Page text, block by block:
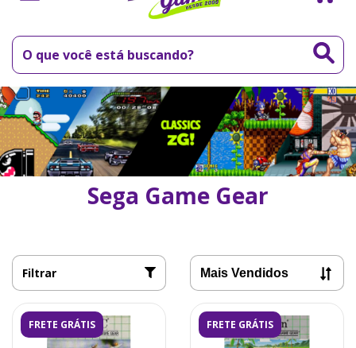
Sega Game Gear
Filtrar
FRETE GRÁTIS FRETE GRÁTIS